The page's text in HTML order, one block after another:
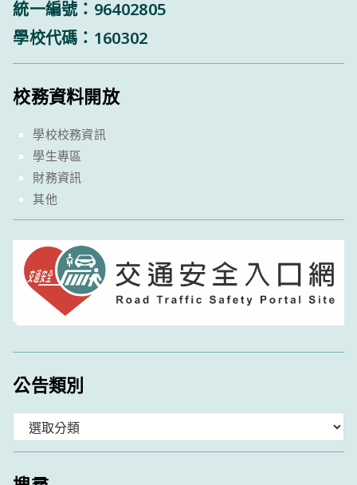
統一編號：96402805
學校代碼：160302
校務資料開放
學校校務資訊
學生專區
財務資訊
其他
公告類別
類